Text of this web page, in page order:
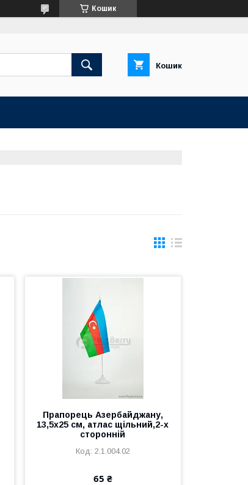
Кошик
Кошик
Прапорець Азербайджану,
13,5х25 см, атлас щільний,2-х
сторонній
2.1.004.02
65 ₴